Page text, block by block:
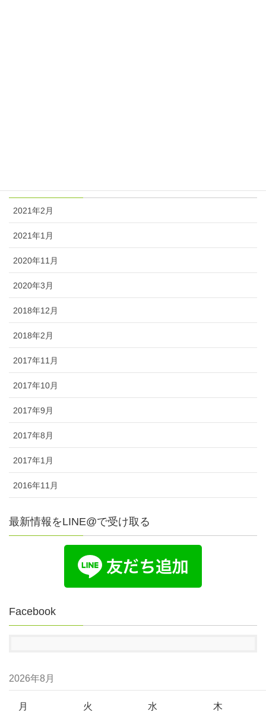
2021年2月
2021年1月
2020年11月
2020年3月
2018年12月
2018年2月
2017年11月
2017年10月
2017年9月
2017年8月
2017年1月
2016年11月
最新情報をLINE@で受け取る
Facebook
2026年8月
月 火 水 木